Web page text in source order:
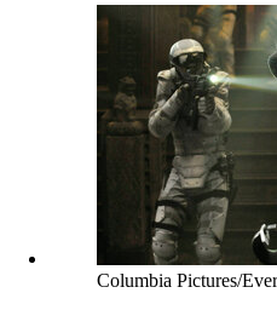
Columbia Pictures/